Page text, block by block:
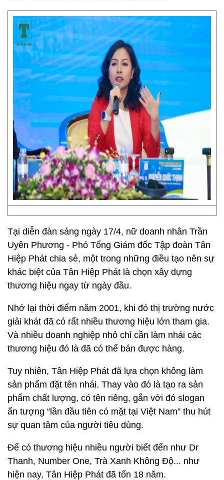
Tại diễn đàn sáng ngày 17/4, nữ doanh nhân Trần
Uyên Phương - Phó Tổng Giám đốc Tập đoàn Tân
Hiệp Phát chia sẻ, một trong những điều tạo nên sự
khác biệt của Tân Hiệp Phát là chọn xây dựng
thương hiệu ngay từ ngày đầu.
Nhớ lại thời điểm năm 2001, khi đó thị trường nước
giải khát đã có rất nhiều thương hiệu lớn tham gia.
Và nhiều doanh nghiệp nhỏ chỉ cần làm nhái các
thương hiệu đó là đã có thể bán được hàng.
Tuy nhiên, Tân Hiệp Phát đã lựa chọn không làm
sản phẩm đặt tên nhái. Thay vào đó là tạo ra sản
phẩm chất lượng, có tên riêng, gắn với đó slogan
ấn tượng “lần đầu tiên có mặt tại Việt Nam” thu hút
sự quan tâm của người tiêu dùng.
Để có thương hiệu nhiều người biết đến như Dr
Thanh, Number One, Trà Xanh Không Độ... như
hiện nay, Tân Hiệp Phát đã tốn 18 năm.